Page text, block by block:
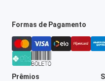
Formas de Pagamento
Prêmios